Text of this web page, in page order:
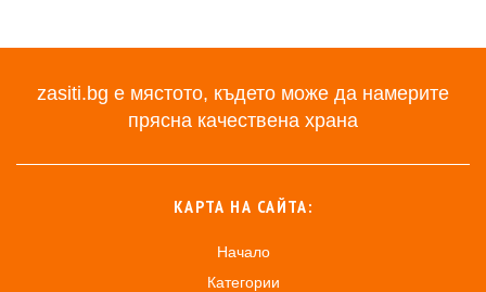
zasiti.bg е мястото, където може да намерите
прясна качествена храна
КАРТА НА САЙТА:
Начало
Категории